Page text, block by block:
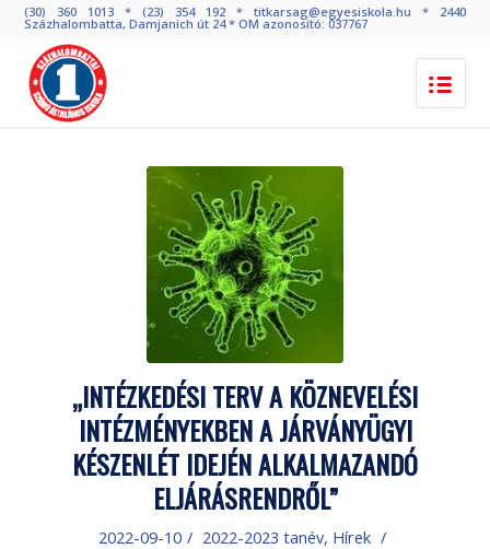
(30) 360 1013 * (23) 354 192 * titkarsag@egyesiskola.hu * 2440
Százhalombatta, Damjanich út 24 * OM azonosító: 037767
„INTÉZKEDÉSI TERV A KÖZNEVELÉSI
INTÉZMÉNYEKBEN A JÁRVÁNYÜGYI
KÉSZENLÉT IDEJÉN ALKALMAZANDÓ
ELJÁRÁSRENDRŐL”
2022-09-10 / 2022-2023 tanév, Hírek /